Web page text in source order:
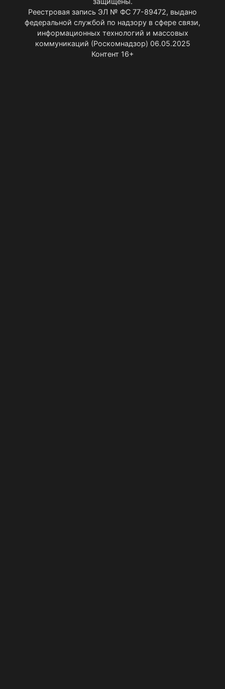
Реестровая запись ЭЛ № ФС 77-89472, выдано
федеральной службой по надзору в сфере связи,
информационных технологий и массовых
коммуникаций (Роскомнадзор) 06.05.2025
Контент 16+